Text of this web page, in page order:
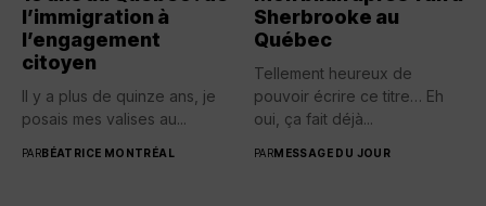
l’immigration à
l’engagement
citoyen
Il y a plus de quinze ans, je
posais mes valises au...
PARBÉATRICE MONTRÉAL
Sherbrooke au
Québec
Tellement heureux de
pouvoir écrire ce titre… Eh
oui, ça fait déjà...
PARMESSAGE DU JOUR